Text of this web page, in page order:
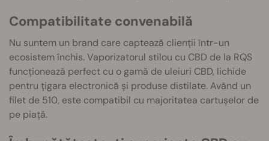
Compatibilitate convenabilă
Nu suntem un brand care captează clienții într-un
ecosistem închis. Vaporizatorul stilou cu CBD de la RQS
funcționează perfect cu o gamă de uleiuri CBD, lichide
pentru țigara electronică și produse distilate. Având un
filet de 510, este compatibil cu majoritatea cartușelor de
pe piață.